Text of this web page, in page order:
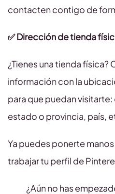
contacten contigo de
✅ Dirección de tienda
¿Tienes una tienda física?
información con la
para que puedan
estado o provincia, país,
Ya puedes ponerte
trabajar tu perfil de
¿Aún no has